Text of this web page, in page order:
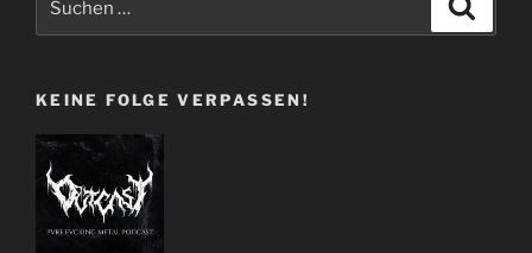
Folge
KEINE FOLGE VERPASSEN!